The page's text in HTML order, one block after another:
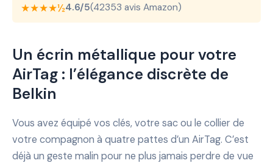
★★★★½4.6/5(42353 avis Amazon)
Un écrin métallique pour votre
AirTag : l’élégance discrète de
Belkin
Vous avez équipé vos clés, votre sac ou le collier de
votre compagnon à quatre pattes d’un AirTag. C’est
déjà un geste malin pour ne plus jamais perdre de vue